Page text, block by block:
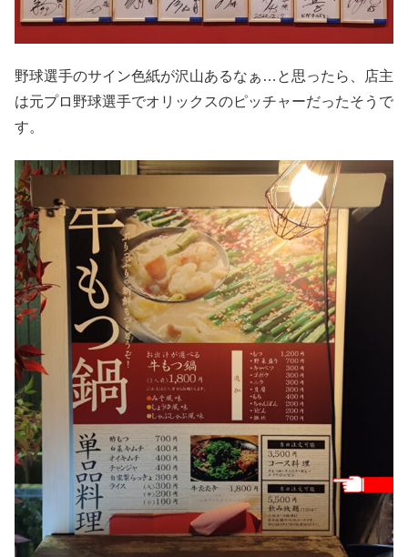
野球選手のサイン色紙が沢山あるなぁ…と思ったら、店主
は元プロ野球選手でオリックスのピッチャーだったそうで
す。